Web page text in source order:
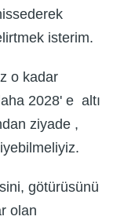
isterim.
o kadar
2028' e altı
ziyade ,
götürüsünü
olan